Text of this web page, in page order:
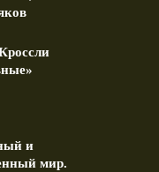
и
мир.